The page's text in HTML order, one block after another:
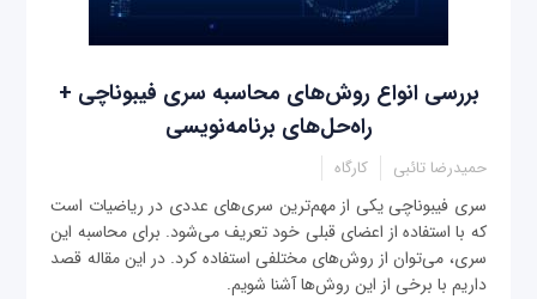
بررسی انواع روش‌های محاسبه سری فیبوناچی +
راه‌حل‌های برنامه‌نویسی
حمیدرضا تائبی کارگاه
سری فیبوناچی یکی از مهم‌ترین سری‌های عددی در ریاضیات است
که با استفاده از اعضای قبلی خود تعریف می‌شود. برای محاسبه این
سری، می‌توان از روش‌های مختلفی استفاده کرد. در این مقاله قصد
داریم با برخی از این روش‌ها آشنا شویم.